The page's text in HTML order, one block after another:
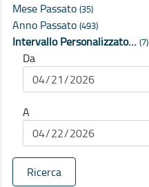
Mese Passato (35)
Anno Passato (493)
Intervallo Personalizzato… (7)
Da
A
Ricerca